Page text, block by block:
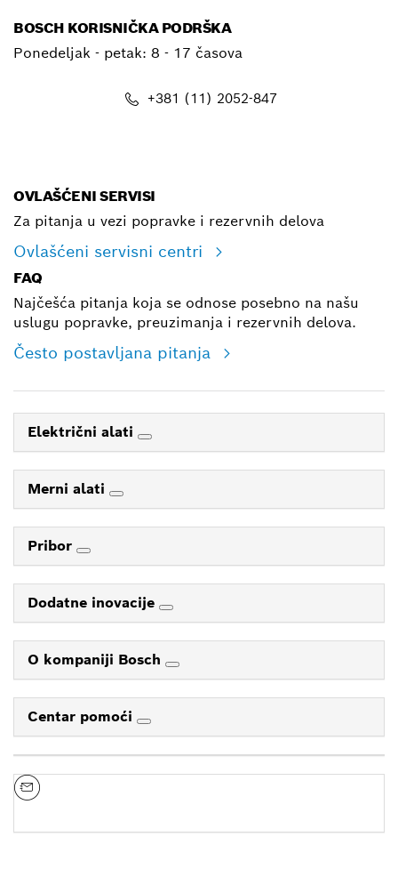
BOSCH KORISNIČKA PODRŠKA
Ponedeljak - petak: 8 - 17 časova
+381 (11) 2052-847
OVLAŠĆENI SERVISI
Za pitanja u vezi popravke i rezervnih delova
Ovlašćeni servisni centri
FAQ
Najčešća pitanja koja se odnose posebno na našu
uslugu popravke, preuzimanja i rezervnih delova.
Često postavljana pitanja
Električni alati
Merni alati
Pribor
Dodatne inovacije
O kompaniji Bosch
Centar pomoći